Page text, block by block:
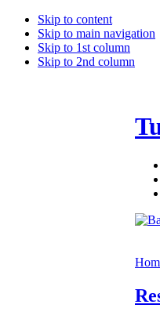
Skip to content
Skip to main navigation
Skip to 1st column
Skip to 2nd column